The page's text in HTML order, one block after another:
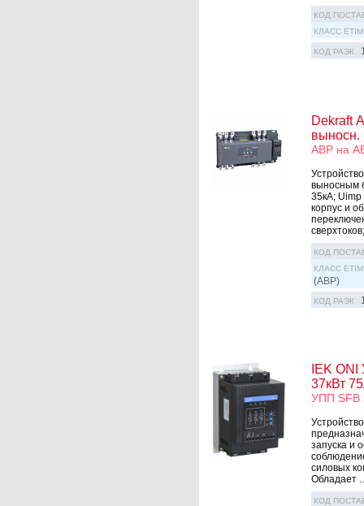
КОД
КЛАСС ETIM
КОД РАЭК
Dekraft
выносн.
АВР на
выносным
35кА;
корпус и
КОД
КЛАСС ETIM
(АВР)
КОД РАЭК
IEK
37кВт
УПП SFB
запуска и
силовых
Обладает
КОД